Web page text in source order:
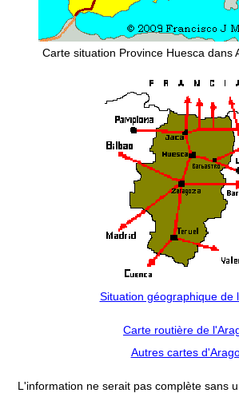
Carte situation Province Huesca dans
Situation géographique de
Carte routière de
Autres cartes
L'information ne serait pas complète sans